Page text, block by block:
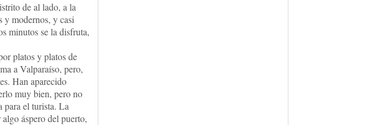
de al lado, a la
y modernos, y casi
minutos se la disfruta,
platos y platos de
a Valparaíso, pero,
Han aparecido
muy bien, pero no
para el turista. La
áspero del puerto,